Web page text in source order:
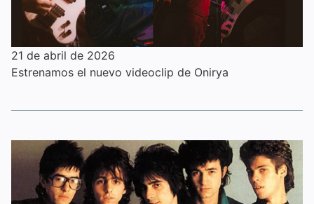
21 de abril de 2026
Estrenamos el nuevo videoclip de Onirya